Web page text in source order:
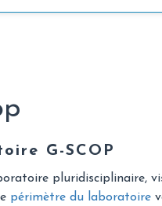
G-SCOP
pluridisciplinaire,
périmètre du laboratoire